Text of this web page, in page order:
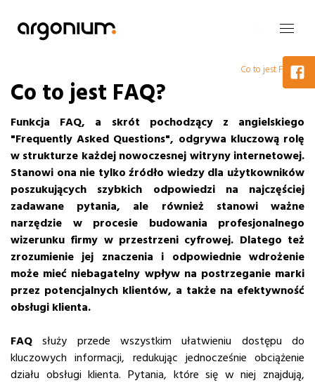
Co to jest FAQ?
Co to jest FAQ?
Funkcja FAQ, a skrót pochodzący z angielskiego
"Frequently Asked Questions", odgrywa kluczową rolę
w strukturze każdej nowoczesnej witryny internetowej.
Stanowi ona nie tylko źródło wiedzy dla użytkowników
poszukujących szybkich odpowiedzi na najczęściej
zadawane pytania, ale również stanowi ważne
narzędzie w procesie budowania profesjonalnego
wizerunku firmy w przestrzeni cyfrowej. Dlatego też
zrozumienie jej znaczenia i odpowiednie wdrożenie
może mieć niebagatelny wpływ na postrzeganie marki
przez potencjalnych klientów, a także na efektywność
obsługi klienta.
FAQ służy przede wszystkim ułatwieniu dostępu do
kluczowych informacji, redukując jednocześnie obciążenie
działu obsługi klienta. Pytania, które się w niej znajdują,